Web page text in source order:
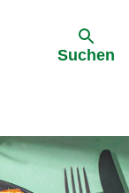
Suchen